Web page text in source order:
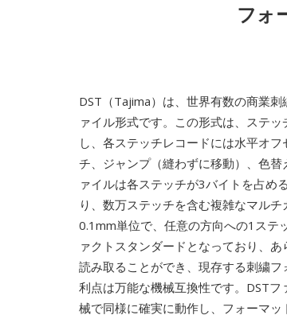
フォ
DST（Tajima）は、世界有数の商業刺
ァイル形式です。この形式は、ステ
し、各ステッチレコードには水平オ
チ、ジャンプ（縫わずに移動）、色
ァイルは各ステッチが3バイトを占め
り、数万ステッチを含む複雑なマル
0.1mm単位で、任意の方向への1ステ
ァクトスタンダードとなっており、
読み取ることができ、現存する刺繍
利点は万能な機械互換性です。DST
械で同様に確実に動作し、フォーマ